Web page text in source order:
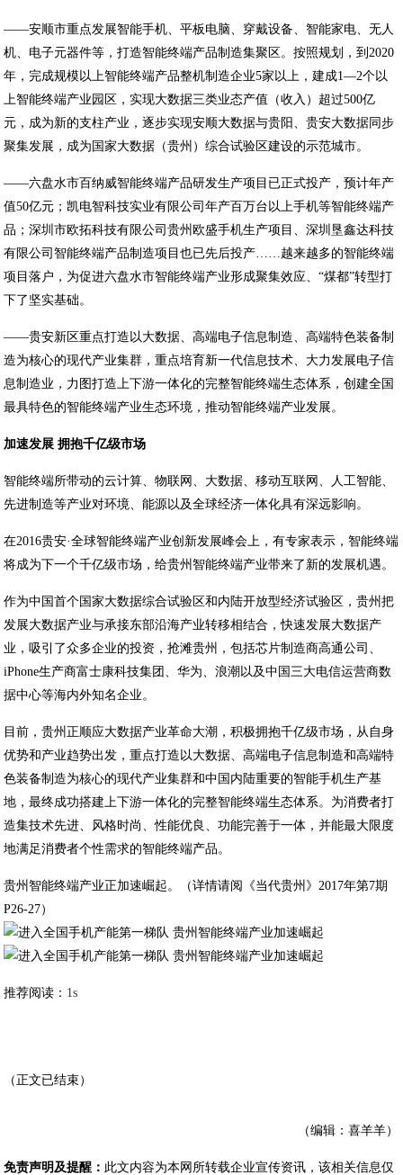
——安顺市重点发展智能手机、平板电脑、穿戴设备、智能家电、无人
机、电子元器件等，打造智能终端产品制造集聚区。按照规划，到2020
年，完成规模以上智能终端产品整机制造企业5家以上，建成1—2个以
上智能终端产业园区，实现大数据三类业态产值（收入）超过500亿
元，成为新的支柱产业，逐步实现安顺大数据与贵阳、贵安大数据同步
聚集发展，成为国家大数据（贵州）综合试验区建设的示范城市。
——六盘水市百纳威智能终端产品研发生产项目已正式投产，预计年产
值50亿元；凯电智科技实业有限公司年产百万台以上手机等智能终端产
品；深圳市欧拓科技有限公司贵州欧盛手机生产项目、深圳垦鑫达科技
有限公司智能终端产品制造项目也已先后投产……越来越多的智能终端
项目落户，为促进六盘水市智能终端产业形成聚集效应、“煤都”转型打
下了坚实基础。
——贵安新区重点打造以大数据、高端电子信息制造、高端特色装备制
造为核心的现代产业集群，重点培育新一代信息技术、大力发展电子信
息制造业，力图打造上下游一体化的完整智能终端生态体系，创建全国
最具特色的智能终端产业生态环境，推动智能终端产业发展。
加速发展 拥抱千亿级市场
智能终端所带动的云计算、物联网、大数据、移动互联网、人工智能、
先进制造等产业对环境、能源以及全球经济一体化具有深远影响。
在2016贵安·全球智能终端产业创新发展峰会上，有专家表示，智能终端
将成为下一个千亿级市场，给贵州智能终端产业带来了新的发展机遇。
作为中国首个国家大数据综合试验区和内陆开放型经济试验区，贵州把
发展大数据产业与承接东部沿海产业转移相结合，快速发展大数据产
业，吸引了众多企业的投资，抢滩贵州，包括芯片制造商高通公司、
iPhone生产商富士康科技集团、华为、浪潮以及中国三大电信运营商数
据中心等海内外知名企业。
目前，贵州正顺应大数据产业革命大潮，积极拥抱千亿级市场，从自身
优势和产业趋势出发，重点打造以大数据、高端电子信息制造和高端特
色装备制造为核心的现代产业集群和中国内陆重要的智能手机生产基
地，最终成功搭建上下游一体化的完整智能终端生态体系。为消费者打
造集技术先进、风格时尚、性能优良、功能完善于一体，并能最大限度
地满足消费者个性需求的智能终端产品。
贵州智能终端产业正加速崛起。（详情请阅《当代贵州》2017年第7期
P26-27）
推荐阅读： 1s
（正文已结束）
（编辑：喜羊羊）
免责声明及提醒： 此文内容为本网所转载企业宣传资讯，该相关信息仅